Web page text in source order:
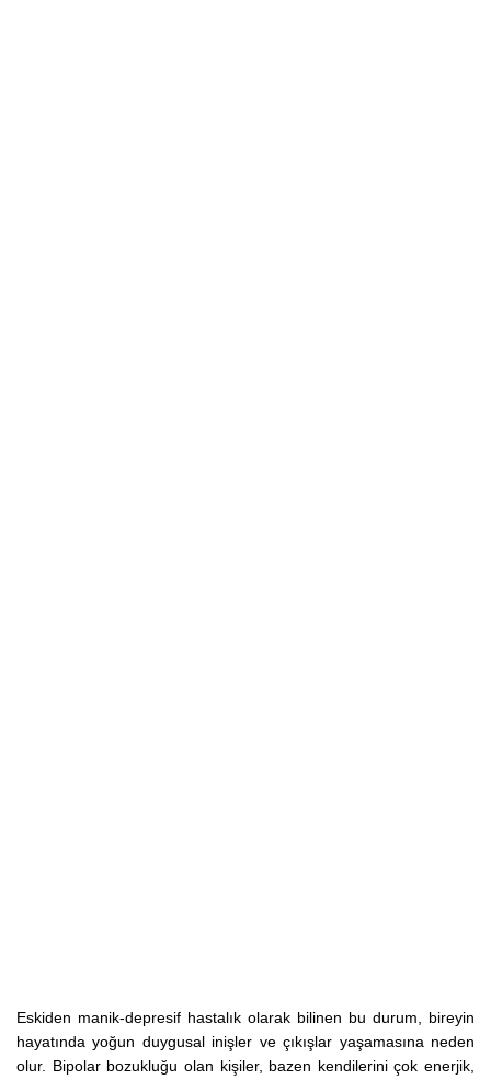
Eskiden manik-depresif hastalık olarak bilinen bu durum, bireyin
hayatında yoğun duygusal inişler ve çıkışlar yaşamasına neden
olur. Bipolar bozukluğu olan kişiler, bazen kendilerini çok enerjik,